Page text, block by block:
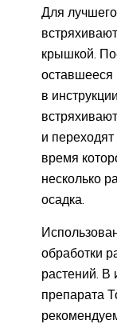
Для
крышкой.
оставшееся
в
и
время
несколько
осадка.
обработки
растений. В
препарата